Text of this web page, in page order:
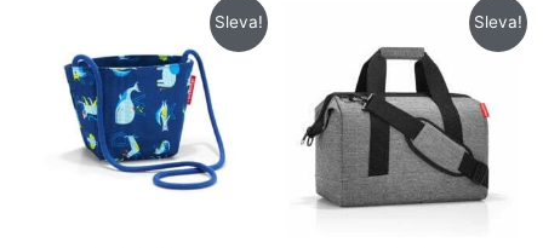
Sleva!
byla:
259 Kč.
Aktuální
cena
je:
129 Kč.
Sleva!
byla:
1
145 Kč.
Aktuální
cena
916 Kč.